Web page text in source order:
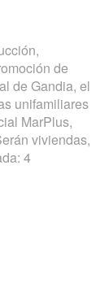
de
de Gandia, el
unifamiliares
MarPlus,
viviendas,
4